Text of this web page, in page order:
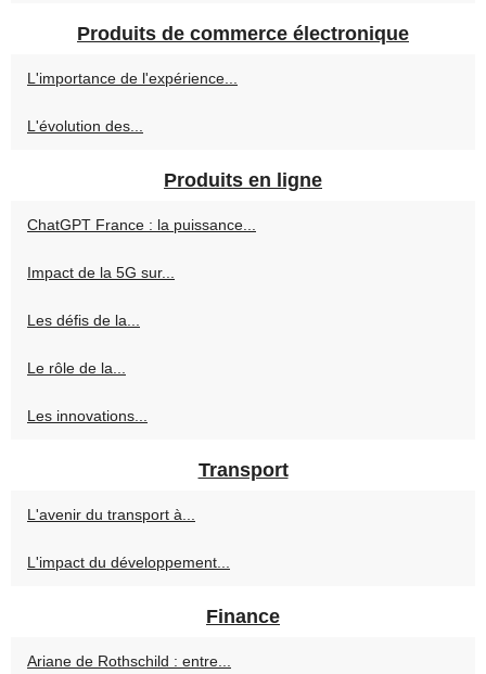
Produits de commerce électronique
L'importance de l'expérience...
L'évolution des...
Produits en ligne
ChatGPT France : la puissance...
Impact de la 5G sur...
Les défis de la...
Le rôle de la...
Les innovations...
Transport
L'avenir du transport à...
L'impact du développement...
Finance
Ariane de Rothschild : entre...